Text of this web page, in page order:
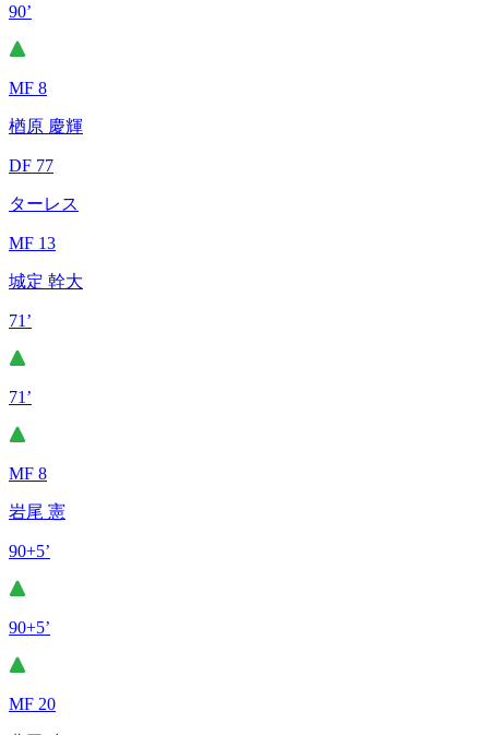
90’
MF 8
楢原 慶輝
DF 77
ターレス
MF 13
城定 幹大
71’
71’
MF 8
岩尾 憲
90+5’
90+5’
MF 20